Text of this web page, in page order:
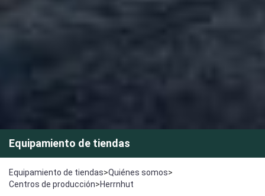
Equipamiento de tiendas
Equipamiento de tiendas>Quiénes somos>
Centros de producción>Herrnhut